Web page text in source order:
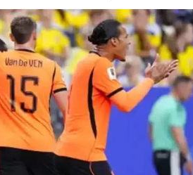
Balıkesir
Bilecik
Bingöl
Bitlis
Bolu
Tuzla Belediye
Başkanı Eren Ali
Bingöl kimdir, AK